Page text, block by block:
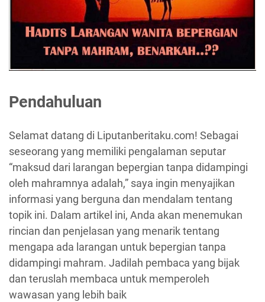
Pendahuluan
Selamat datang di Liputanberitaku.com! Sebagai
seseorang yang memiliki pengalaman seputar
“maksud dari larangan bepergian tanpa didampingi
oleh mahramnya adalah,” saya ingin menyajikan
informasi yang berguna dan mendalam tentang
topik ini. Dalam artikel ini, Anda akan menemukan
rincian dan penjelasan yang menarik tentang
mengapa ada larangan untuk bepergian tanpa
didampingi mahram. Jadilah pembaca yang bijak
dan teruslah membaca untuk memperoleh
wawasan yang lebih baik